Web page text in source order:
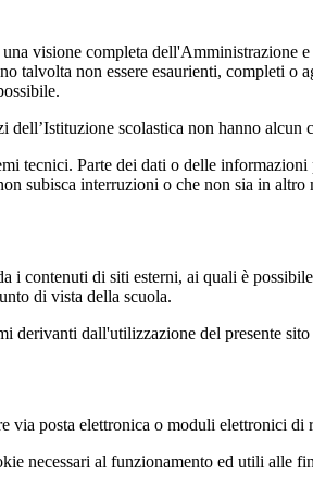
visione completa
talvolta non essere esaurienti, completi o
scolastica non hanno alcun
tecnici. Parte dei dati o delle
subisca interruzioni o che non sia in
i contenuti di siti esterni, ai quali è
di vista della scuola.
derivanti dall'utilizzazione del presente
via posta elettronica o moduli elettronici
necessari al funzionamento ed utili alle